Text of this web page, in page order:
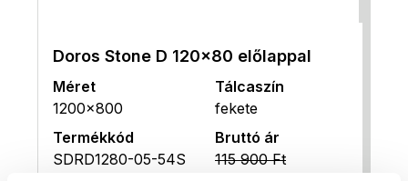
Doros Stone D 120x80 előlappal
Méret
1200x800
Tálcaszín
fekete
Termékkód
SDRD1280-05-54S
Bruttó ár
115 900 Ft